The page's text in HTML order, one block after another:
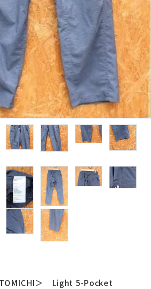
person 新規会員登録
＞ Light 5-Pocket